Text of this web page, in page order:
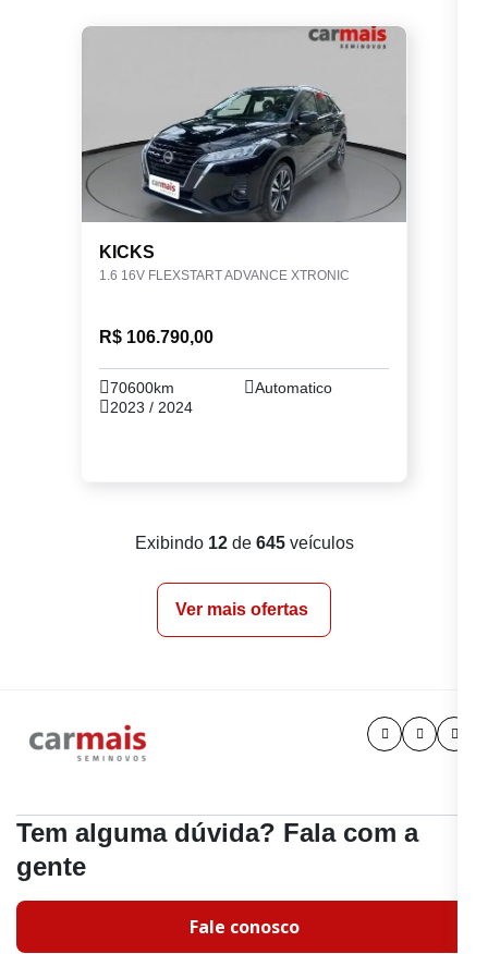
KICKS
1.6 16V FLEXSTART ADVANCE XTRONIC
R$ 106.790,00
70600km
Automatico
2023 / 2024
Exibindo 12de 645veículos
Ver mais ofertas
Tem alguma dúvida? Fala com a
gente
Fale conosco